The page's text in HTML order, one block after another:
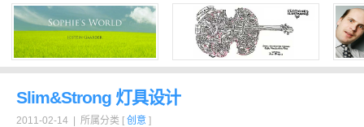
Slim&Strong 灯具设计
2011-02-14 | 所属分类 [ 创意 ]